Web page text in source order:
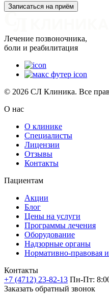
Лечение позвоночника,
боли и реабилитация
© 2026 СЛ Клиника. Все
О нас
О клинике
Специалисты
Лицензии
Отзывы
Контакты
Пациентам
Акции
Блог
Цены на услуги
Программы лечения
Оборудование
Надзорные органы
Нормативно-правовая
Контакты
+7 (4712) 23-82-13 Пн-Пт:
Заказать обратный звонок